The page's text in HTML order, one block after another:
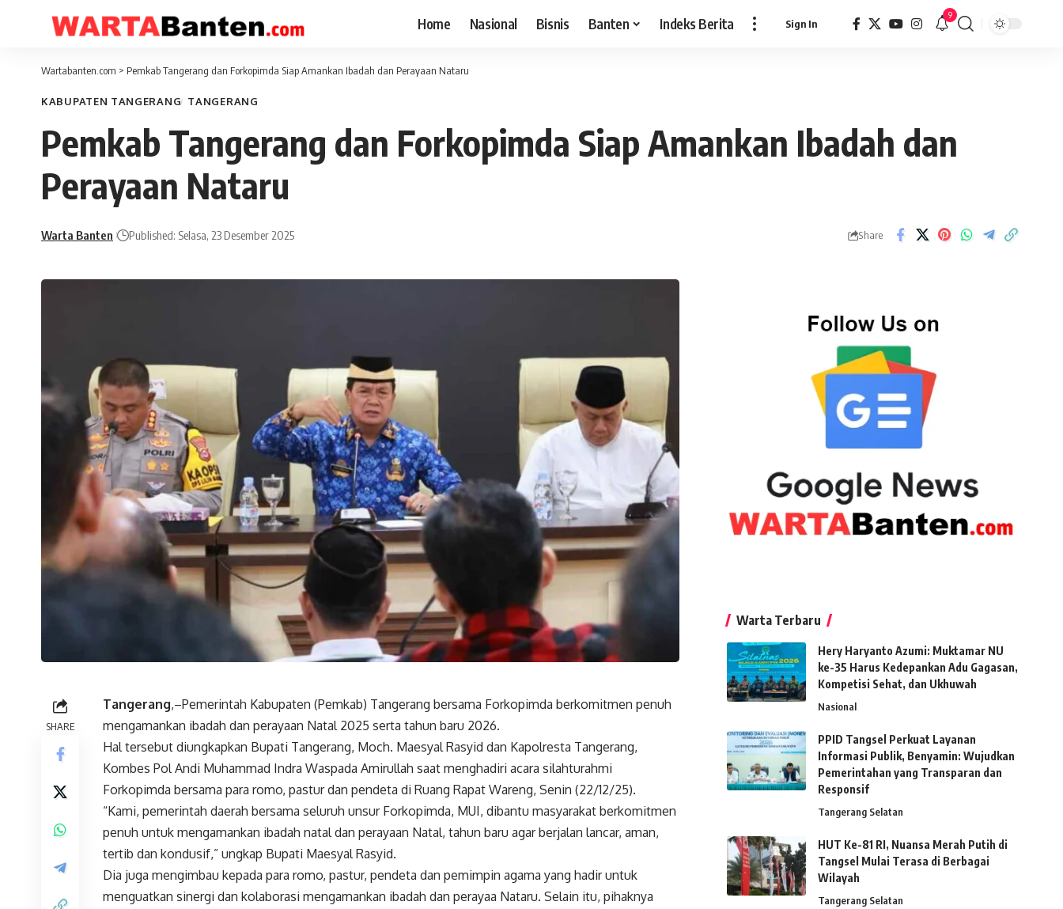
Home Nasional Bisnis Banten Indeks Berita Sign In
9
Wartabanten.com > Pemkab Tangerang dan Forkopimda Siap Amankan Ibadah dan Perayaan Nataru
KABUPATEN TANGERANG TANGERANG
Pemkab Tangerang dan Forkopimda Siap Amankan Ibadah dan
Perayaan Nataru
Warta Banten Published: Selasa, 23 Desember 2025 Share
SHARE
Tangerang,–Pemerintah Kabupaten (Pemkab) Tangerang bersama Forkopimda berkomitmen penuh
mengamankan ibadah dan perayaan Natal 2025 serta tahun baru 2026.
Hal tersebut diungkapkan Bupati Tangerang, Moch. Maesyal Rasyid dan Kapolresta Tangerang,
Kombes Pol Andi Muhammad Indra Waspada Amirullah saat menghadiri acara silahturahmi
Forkopimda bersama para romo, pastur dan pendeta di Ruang Rapat Wareng, Senin (22/12/25).
“Kami, pemerintah daerah bersama seluruh unsur Forkopimda, MUI, dibantu masyarakat berkomitmen
penuh untuk mengamankan ibadah natal dan perayaan Natal, tahun baru agar berjalan lancar, aman,
tertib dan kondusif,” ungkap Bupati Maesyal Rasyid.
Dia juga mengimbau kepada para romo, pastur, pendeta dan pemimpin agama yang hadir untuk
menguatkan sinergi dan kolaborasi mengamankan ibadah dan perayaa Nataru. Selain itu, pihaknya
Warta Terbaru
Hery Haryanto Azumi: Muktamar NU
ke-35 Harus Kedepankan Adu Gagasan,
Kompetisi Sehat, dan Ukhuwah
Nasional
PPID Tangsel Perkuat Layanan
Informasi Publik, Benyamin: Wujudkan
Pemerintahan yang Transparan dan
Responsif
Tangerang Selatan
HUT Ke-81 RI, Nuansa Merah Putih di
Tangsel Mulai Terasa di Berbagai
Wilayah
Tangerang Selatan